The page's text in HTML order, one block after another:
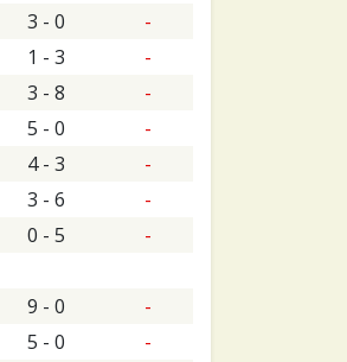
3 - 0
-
1 - 3
-
3 - 8
-
5 - 0
-
4 - 3
-
3 - 6
-
0 - 5 -
9 - 0
-
5 - 0
-